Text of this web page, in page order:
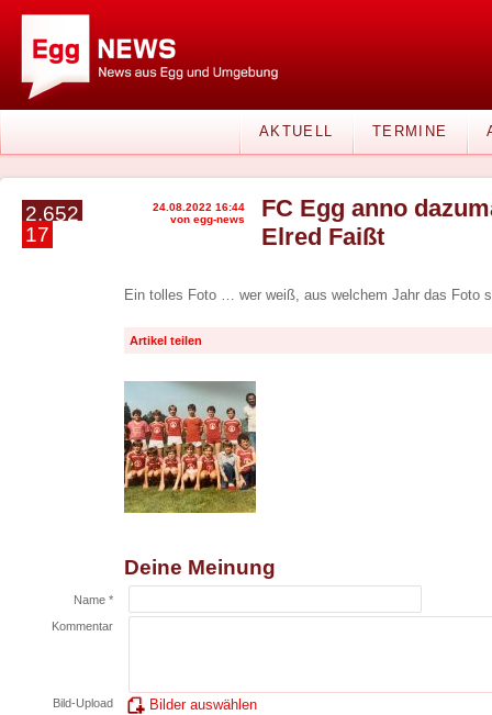
AKTUELL TERMINE
2.652
17
24.08.2022 16:44
von egg-news
FC Egg anno
Elred Faißt
Ein tolles Foto … wer weiß, aus welchem Jahr das Foto
Artikel teilen
Deine Meinung
Name *
Kommentar
Bild-Upload Bilder auswählen